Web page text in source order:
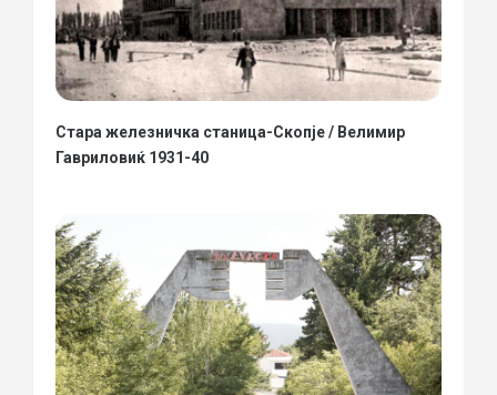
Стара железничка станица-Скопје / Велимир
Гавриловиќ 1931-40